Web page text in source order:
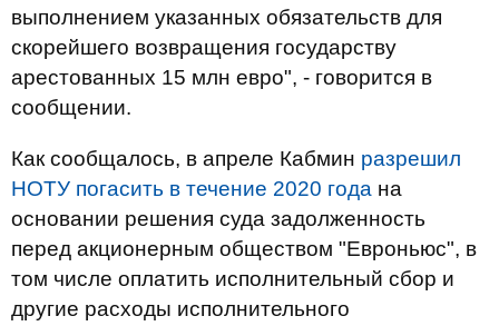
выполнением указанных обязательств для
скорейшего возвращения государству
арестованных 15 млн евро", - говорится в
сообщении.
Как сообщалось, в апреле Кабмин разрешил
НОТУ погасить в течение 2020 года на
основании решения суда задолженность
перед акционерным обществом "Евроньюс", в
том числе оплатить исполнительный сбор и
другие расходы исполнительного